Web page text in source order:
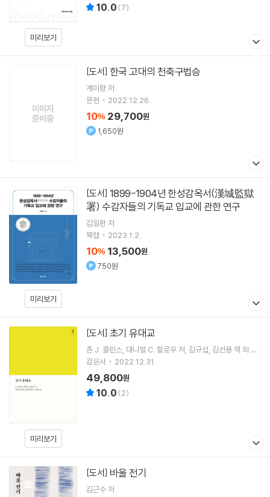
미리보기
10.0 (7)
[도서] 한국 고대의 천축구법승
계미향 저
문현
2022.12.26.
10% 29,700원
1,650원
미리보기
[도서]
署) 수감자들의 기독교 입교에 관한 연구
김일환저
북랩
2023.1.2.
10% 13,500원
750원
미리보기
[도서] 초기 유대교
존 J. 콜린스 대니얼 C. 할로우저 김규섭 김선용 역 외 3
명
감은사 2022.12.31.
49,800원
10.0 (2)
[도서] 바울 전기
김근수저